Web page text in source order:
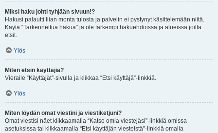
Miksi haku johti tyhjään sivuun!?
Hakusi palautti liian monta tulosta ja palvelin ei pystynyt käsittelemään niitä.
Käytä “Tarkennettua hakua” ja ole tarkempi hakuehdoissa ja alueissa joilta
etsit.
Ylös
Miten etsin käyttäjiä?
Vieraile “Käyttäjät”-sivulla ja klikkaa “Etsi käyttäjä”-linkkiä.
Ylös
Miten löydän omat viestini ja viestiketjuni?
Omat viestisi näet klikkaamalla “Katso omia viestejäsi”-linkkiä omissa
asetuksissa tai klikkaamalla “Etsi käyttäjän viesteistä”-linkkiä omalla